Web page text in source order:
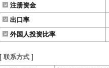
注册资金
出口率
外国人投资比率
[ 联系方式 ]